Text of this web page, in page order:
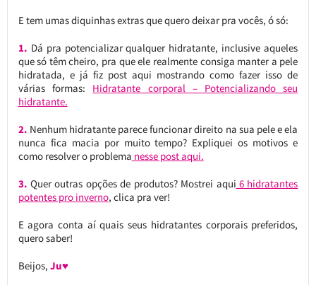
E tem umas diquinhas extras que quero deixar pra vocês, ó só:
1. Dá pra potencializar qualquer hidratante, inclusive aqueles
que só têm cheiro, pra que ele realmente consiga manter a pele
hidratada, e já fiz post aqui mostrando como fazer isso de
várias formas: Hidratante corporal – Potencializando seu
hidratante.
2. Nenhum hidratante parece funcionar direito na sua pele e ela
nunca fica macia por muito tempo? Expliquei os motivos e
como resolver o problema nesse post aqui.
3. Quer outras opções de produtos? Mostrei aqui 6 hidratantes
potentes pro inverno, clica pra ver!
E agora conta aí quais seus hidratantes corporais preferidos,
quero saber!
Beijos, Ju♥